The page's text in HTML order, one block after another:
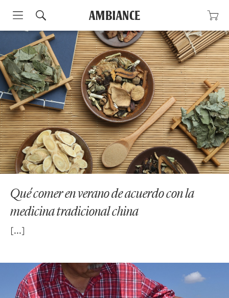
content
Qué comer en verano de acuerdo con la
medicina tradicional china